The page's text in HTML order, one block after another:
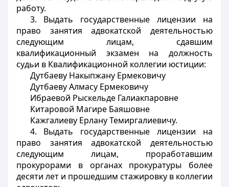
работу.
3. Выдать государственные лицензии на
право занятия адвокатской деятельностью
следующим лицам, сдавшим
квалификационный экзамен на должность
судьи в Квалификационной коллегии юстиции:
Дутбаеву Накыпжану Ермековичу
Дутбаеву Алмасу Ермековичу
Ибраевой Рыскельде Галиакпаровне
Китаровой Магире Баяшовне
Кажгалиеву Ерлану Темиргалиевичу.
4. Выдать государственные лицензии на
право занятия адвокатской деятельностью
следующим лицам, проработавшим
прокурорами в органах прокуратуры более
десяти лет и прошедшим стажировку в коллегии